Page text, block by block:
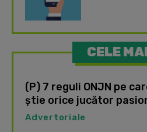
CELE
(P) 7 reguli ONJN pe
știe orice jucător
Advertoriale